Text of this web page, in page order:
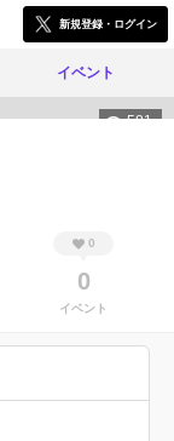
新規登録・ログイン
イベント
581
0
0
イベント